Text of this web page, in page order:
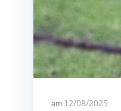
am 12/08/2025